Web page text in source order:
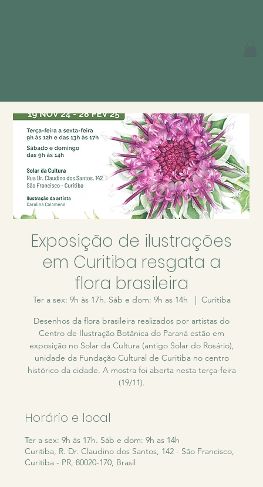
Exposição de ilustrações
em Curitiba resgata a
flora brasileira
Ter a sex: 9h às 17h. Sáb e dom: 9h as 14h
Curitiba
Desenhos da flora brasileira realizados por artistas do
Centro de Ilustração Botânica do Paraná estão em
exposição no Solar da Cultura (antigo Solar do Rosário),
unidade da Fundação Cultural de Curitiba no centro
histórico da cidade. A mostra foi aberta nesta terça-feira
(19/11).
Horário e local
Ter a sex: 9h às 17h. Sáb e dom: 9h as 14h
Curitiba, R. Dr. Claudino dos Santos, 142 - São Francisco,
Curitiba - PR, 80020-170, Brasil